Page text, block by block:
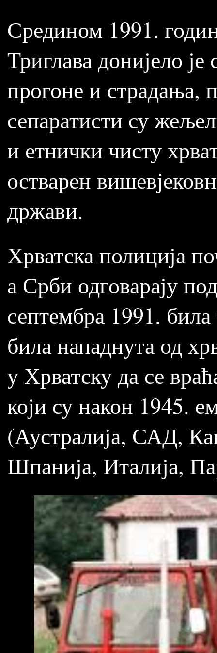
Средином 1991.
Триглава донијело
прогоне и страдања,
сепаратисти су
и етнички чисту
остварен
држави.
Хрватска полиција
а Срби одговарају
септембра 1991.
била нападнута од
у Хрватску да се
који су након 1945.
(Аустралија, САД,
Шпанија, Италија,